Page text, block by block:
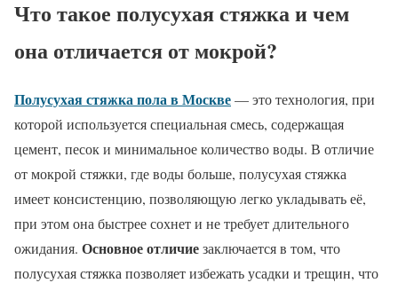
Что такое полусухая стяжка и чем
она отличается от мокрой?
Полусухая стяжка пола в Москве— это технология, при
которой используется специальная смесь, содержащая
цемент, песок и минимальное количество воды. В отличие
от мокрой стяжки, где воды больше, полусухая стяжка
имеет консистенцию, позволяющую легко укладывать её,
при этом она быстрее сохнет и не требует длительного
ожидания. Основное отличиезаключается в том, что
полусухая стяжка позволяет избежать усадки и трещин, что